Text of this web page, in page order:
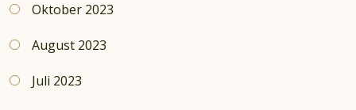
Oktober 2023
August 2023
Juli 2023